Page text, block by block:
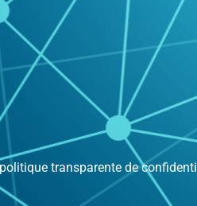
transparente de